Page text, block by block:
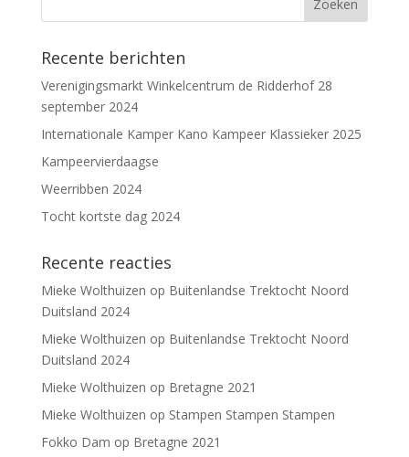
Recente berichten
Verenigingsmarkt Winkelcentrum de Ridderhof 28
september 2024
Internationale Kamper Kano Kampeer Klassieker 2025
Kampeervierdaagse
Weerribben 2024
Tocht kortste dag 2024
Recente reacties
Mieke Wolthuizen op Buitenlandse Trektocht Noord
Duitsland 2024
Mieke Wolthuizen op Buitenlandse Trektocht Noord
Duitsland 2024
Mieke Wolthuizen op Bretagne 2021
Mieke Wolthuizen op Stampen Stampen Stampen
Fokko Dam op Bretagne 2021